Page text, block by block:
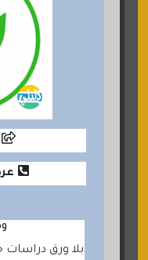
بلا ورق دراسات